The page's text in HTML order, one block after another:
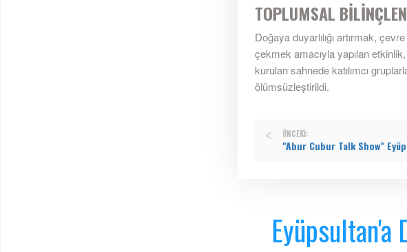
TOPLUMSAL
Doğaya duyarlılığı artırmak,
çekmek amacıyla yapılan
kurulan sahnede katılımcı
ölümsüzleştirildi.
ÖNCEKI:
Eyüpsultan'a